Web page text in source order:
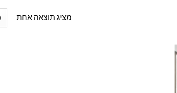
מציג תוצאה אחת